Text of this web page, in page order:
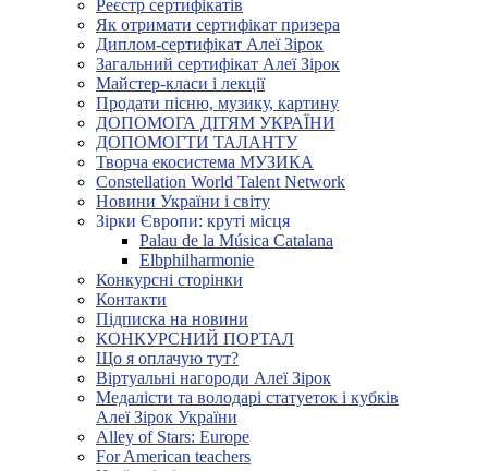
Реєстр сертифікатів
Як отримати сертифікат призера
Диплом-сертифікат Алеї Зірок
Загальний сертифікат Алеї Зірок
Майстер-класи і лекції
Продати пісню, музику, картину
ДОПОМОГА ДІТЯМ УКРАЇНИ
ДОПОМОГТИ ТАЛАНТУ
Творча екосистема МУЗИКА
Constellation World Talent Network
Новини України і світу
Зірки Європи: круті місця
Palau de la Música Catalana
Elbphilharmonie
Конкурсні сторінки
Контакти
Підписка на новини
КОНКУРСНИЙ ПОРТАЛ
Що я оплачую тут?
Віртуальні нагороди Алеї Зірок
Медалісти та володарі статуеток і кубків
Алеї Зірок України
Alley of Stars: Europe
For American teachers